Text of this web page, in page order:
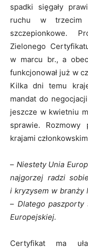
spadki sięgały
ruchu w trzecim
szczepionkowe.
Zielonego
w marcu br., a
funkcjonował już w
Kilka dni temu
mandat do
jeszcze w kwietniu
sprawie. Rozmowy
krajami
– Niestety Unia
najgorzej radzi
i kryzysem w
– Dlatego paszporty
Europejskiej.
Certyfikat ma